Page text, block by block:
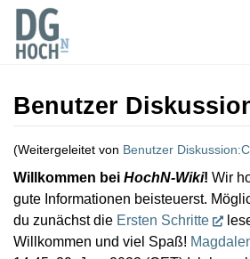
Benutzer
(Weitergeleitet von Benutzer
Wechseln zu: Navigation, Suche
Willkommen bei HochN-Wiki! Wir
gute Informationen beisteuerst.
du zunächst die Ersten Schritte
Willkommen und viel Spaß!